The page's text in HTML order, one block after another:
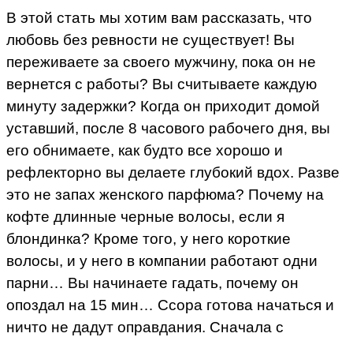
В этой стать мы хотим вам рассказать, что
любовь без ревности не существует! Вы
переживаете за своего мужчину, пока он не
вернется с работы? Вы считываете каждую
минуту задержки? Когда он приходит домой
уставший, после 8 часового рабочего дня, вы
его обнимаете, как будто все хорошо и
рефлекторно вы делаете глубокий вдох. Разве
это не запах женского парфюма? Почему на
кофте длинные черные волосы, если я
блондинка? Кроме того, у него короткие
волосы, и у него в компании работают одни
парни… Вы начинаете гадать, почему он
опоздал на 15 мин… Ссора готова начаться и
ничто не дадут оправдания. Сначала с